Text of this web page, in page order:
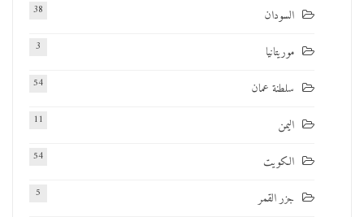
السودان 38
موريتانيا 3
سلطنة عمان 54
اليمن 11
الكويت 54
جزر القمر 5